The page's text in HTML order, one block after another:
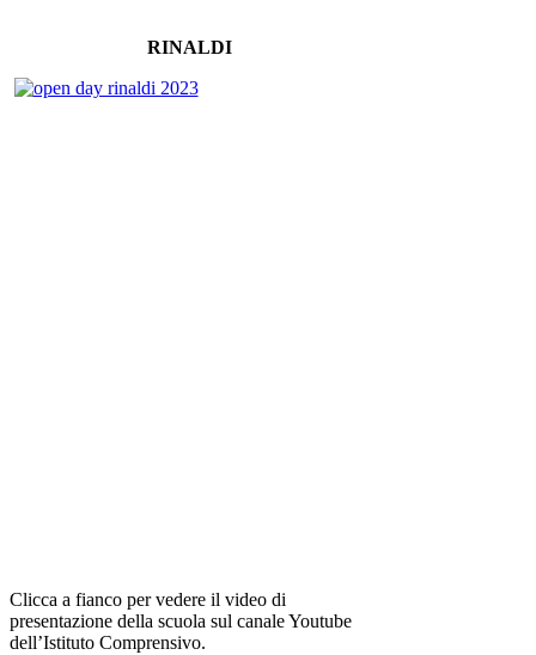
RINALDI
Clicca a fianco per vedere il video di
presentazione della scuola sul canale Youtube
dell’Istituto Comprensivo.